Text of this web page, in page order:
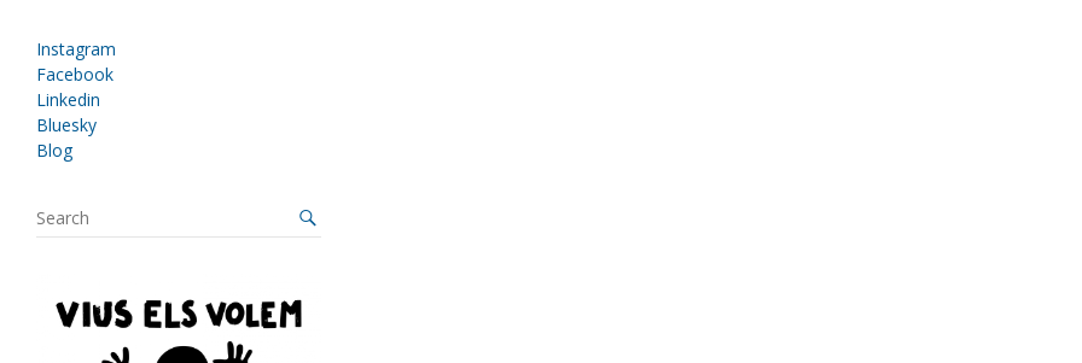
Instagram
Facebook
Linkedin
Bluesky
Blog
S
e